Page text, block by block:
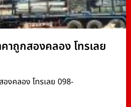
าถูกสองคลอง โทรเลย
งคลอง โทรเลย 098-